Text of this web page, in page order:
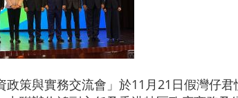
政策與實務交流會」於11月21日假灣仔